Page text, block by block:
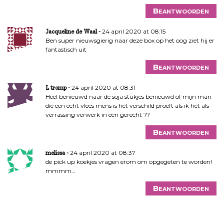
Beantwoorden
Jacqueline de Waal
24 april 2020 at 08:15
Ben super nieuwsgierig naar deze box op het oog ziet hij er
fantastisch uit
Beantwoorden
L tromp
24 april 2020 at 08:31
Heel benieuwd naar de soja stukjes benieuwd of mijn man
die een echt vlees mens is het verschild proeft als ik het als
verrassing verwerk in een gerecht ??
Beantwoorden
melissa
24 april 2020 at 08:37
de pick up koekjes vragen erom om opgegeten te worden!
mmmm…
Beantwoorden